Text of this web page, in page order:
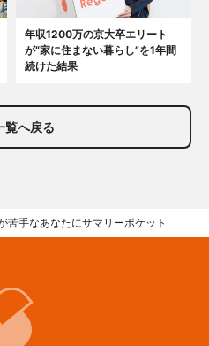
年収1200万の京大卒エリート
が“家に住まない暮らし”を1年間
続けた結果
覧へ戻る
苦手なあなたにサマリーポケット